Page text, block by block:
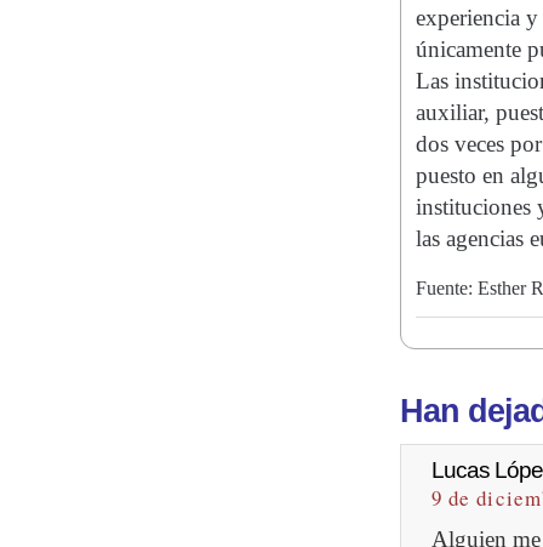
experiencia
únicamente
Las
auxiliar,
dos veces
puesto en
instituciones
las agencias
Fuente: Esther
Han
Lucas
9 de
Alguien me